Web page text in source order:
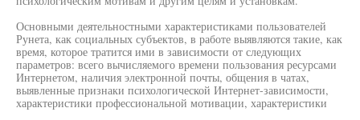
Основными деятельностными характеристиками пользователей
Рунета, как социальных субъектов, в работе выявляются такие, как
время, которое тратится ими в зависимости от следующих
параметров: всего вычисляемого времени пользования ресурсами
Интернетом, наличия электронной почты, общения в чатах,
выявленные признаки психологической Интернет-зависимости,
характеристики профессиональной мотивации, характеристики